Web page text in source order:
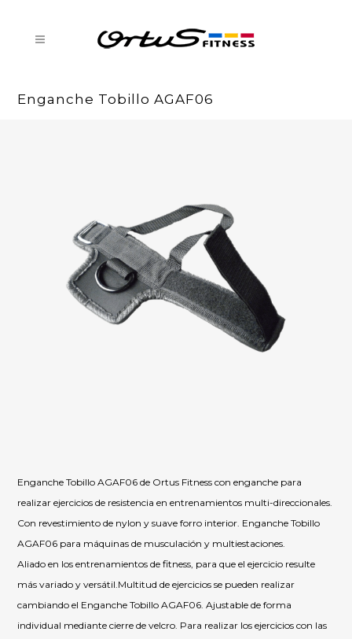
Enganche Tobillo AGAF06
Enganche Tobillo AGAF06 de Ortus Fitness con enganche para
realizar ejercicios de resistencia en entrenamientos multi-direccionales.
Con revestimiento de nylon y suave forro interior. Enganche Tobillo
AGAF06 para máquinas de musculación y multiestaciones.
Aliado en los entrenamientos de fitness, para que el ejercicio resulte
más variado y versátil.Multitud de ejercicios se pueden realizar
cambiando el Enganche Tobillo AGAF06. Ajustable de forma
individual mediante cierre de velcro. Para realizar los ejercicios con las